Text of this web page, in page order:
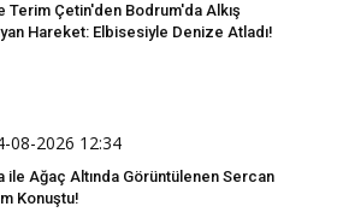
Terim Çetin'den Bodrum'da Alkış
Hareket: Elbisesiyle Denize Atladı!
08-2026 12:34
ile Ağaç Altında Görüntülenen Sercan
Konuştu!